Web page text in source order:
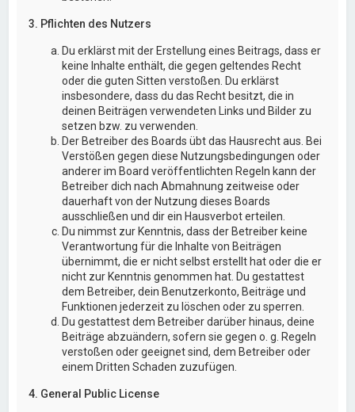
3. Pflichten des Nutzers
Du erklärst mit der Erstellung eines Beitrags, dass er
keine Inhalte enthält, die gegen geltendes Recht
oder die guten Sitten verstoßen. Du erklärst
insbesondere, dass du das Recht besitzt, die in
deinen Beiträgen verwendeten Links und Bilder zu
setzen bzw. zu verwenden.
Der Betreiber des Boards übt das Hausrecht aus. Bei
Verstößen gegen diese Nutzungsbedingungen oder
anderer im Board veröffentlichten Regeln kann der
Betreiber dich nach Abmahnung zeitweise oder
dauerhaft von der Nutzung dieses Boards
ausschließen und dir ein Hausverbot erteilen.
Du nimmst zur Kenntnis, dass der Betreiber keine
Verantwortung für die Inhalte von Beiträgen
übernimmt, die er nicht selbst erstellt hat oder die er
nicht zur Kenntnis genommen hat. Du gestattest
dem Betreiber, dein Benutzerkonto, Beiträge und
Funktionen jederzeit zu löschen oder zu sperren.
Du gestattest dem Betreiber darüber hinaus, deine
Beiträge abzuändern, sofern sie gegen o. g. Regeln
verstoßen oder geeignet sind, dem Betreiber oder
einem Dritten Schaden zuzufügen.
4. General Public License